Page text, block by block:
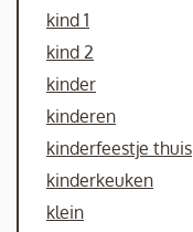
kind 1
kind 2
kinder
kinderen
kinderfeestje thuis
kinderkeuken
klein